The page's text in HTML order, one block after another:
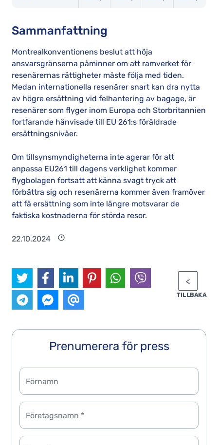
Sammanfattning
Montrealkonventionens beslut att höja
ansvarsgränserna påminner om att ramverket för
resenärernas rättigheter måste följa med tiden.
Medan internationella resenärer snart kan dra nytta
av högre ersättning vid felhantering av bagage, är
resenärer som flyger inom Europa och Storbritannien
fortfarande hänvisade till EU 261:s föråldrade
ersättningsnivåer.
Om tillsynsmyndigheterna inte agerar för att
anpassa EU261 till dagens verklighet kommer
flygbolagen fortsatt att känna svagt tryck att
förbättra sig och resenärerna kommer även framöver
att få ersättning som inte längre motsvarar de
faktiska kostnaderna för störda resor.
22.10.2024
TILLBAKA
Prenumerera för press